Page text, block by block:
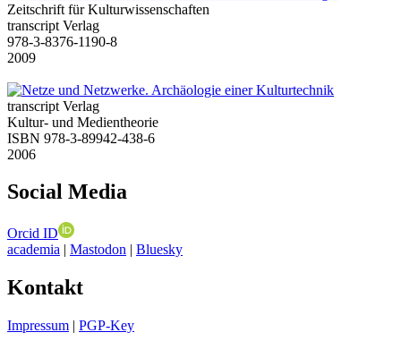
Zeitschrift für Kulturwissenschaften
transcript Verlag
978-3-8376-1190-8
2009
transcript Verlag
Kultur- und Medientheorie
ISBN 978-3-89942-438-6
2006
Social Media
Orcid ID
academia | Mastodon | Bluesky
Kontakt
Impressum | PGP-Key